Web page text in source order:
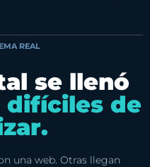
REAL
se llenó
difíciles de
una web. Otras llegan